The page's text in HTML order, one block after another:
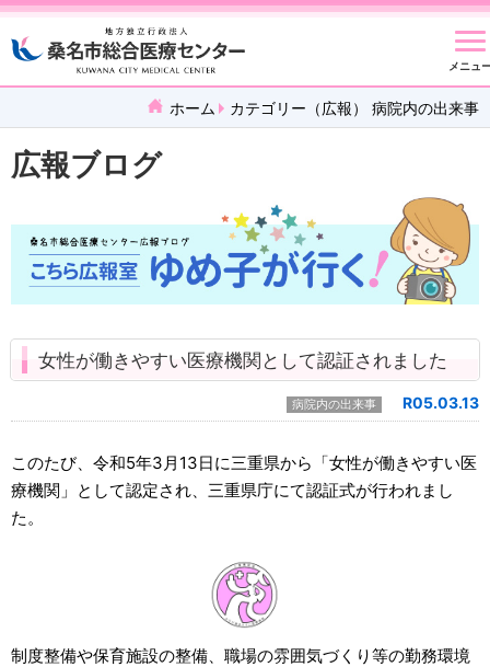
メニュ
ホーム カテゴリー（広報） 病院内の出来事
広報ブログ
女性が働きやすい医療機関として認証されました
病院内の出来事 R05.03.13
このたび、令和5年3月13日に三重県から「女性が働きやすい医
療機関」として認定され、三重県庁にて認証式が行われまし
た。
制度整備や保育施設の整備、職場の雰囲気づくり等の勤務環境